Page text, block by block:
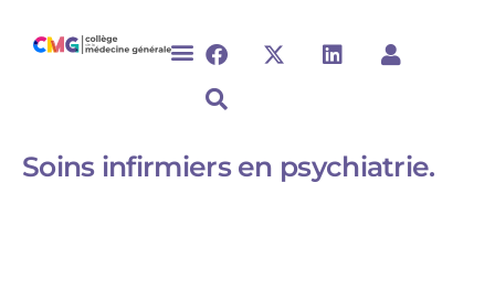
Soins infirmiers en psychiatrie.